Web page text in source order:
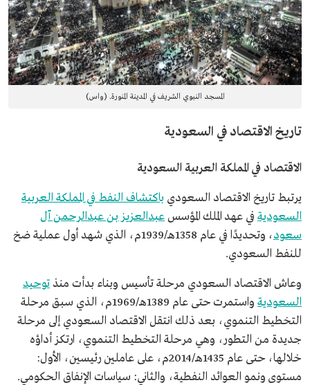
المسجد النبوي الشريف في المدينة المنورة. (واس)
تاريخ الاقتصاد في السعودية
الاقتصاد في المملكة العربية السعودية
يرتبط تاريخ الاقتصاد السعودي باكتشاف النفط في المملكة العربية
السعودية في عهد الملك المؤسسعبدالعزيز بن عبدالرحمن آل
سعود
، وتحديدًا في عام 1358هـ/1939م، الذي شهد أول عملية ضخ
للنفط السعودي.
وعاش الاقتصاد السعودي مرحلة تأسيس وبناء بدأت منذ توحيد
السعودية
واستمرت حتى عام 1389هـ/1969م، الذي سبق مرحلة
التخطيط التنموي، بعد ذلك انتقل الاقتصاد السعودي إلى مرحلة
جديدة من التطور، وهي مرحلة التخطيط التنموي، ارتكز أداؤه
خلالها، حتى عام 1435هـ/2014م، على عاملين رئيسين، الأول:
مستوى ونمو العوائد النفطية، والثاني: سياسات الإنفاق الحكومي.